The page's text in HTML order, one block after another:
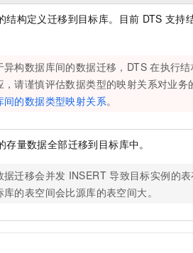
结构定义迁移到目标库。目前 DTS 支持
异构数据库间的数据迁移，DTS 在执行
，请谨慎评估数据类型的映射关系对业务
间的数据类型映射关系。
存量数据全部迁移到目标库中。
据迁移会并发 INSERT 导致目标实例的
的表空间会比源库的表空间大。